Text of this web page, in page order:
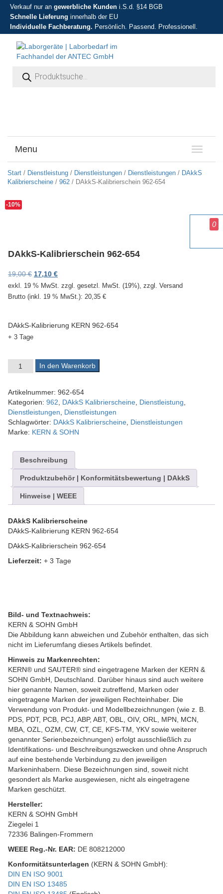
Verkauf nur an gewerbliche Kunden i.S.d. §14 BGB
Schnelle Lieferung innerhalb der EU
Individuelle Fachberatung. Persönlich. Passend. Professionell.
T
o
g
g
Menu
Start / Dienstleistung / Dienstleistungen / Dienstleistungen / DAkkS
Kalibrierscheine / 962 / DAkkS-Kalibrierschein 962-654
-10%
DAkkS-Kalibrierschein 962-654
19,00€ Ursprünglicher Preis war: 19,00 €
17,10 €Aktueller Preis ist: 17,10 €.
exkl. 19 % MwSt. zzgl. gesetzl. MwSt. (19%), zzgl. Versand
Brutto (inkl. 19 % MwSt.): 20,35 €
DAkkS-Kalibrierung KERN 962-654
+ 3 Tage
DAkkS-Kalibrierschein 962-654 Menge
In den Warenkorb
Artikelnummer: 962-654
Kategorien: 962 DAkkS Kalibrierscheine Dienstleistung
Dienstleistungen
Dienstleistungen
Schlagwörter: DAkkS Kalibrierscheine Dienstleistungen
Marke: KERN & SOHN
Beschreibung
Produktzubehör | Konformitätsbewertung | DAkkS
Hinweise | WEEE
DAkkS Kalibrierscheine
DAkkS-Kalibrierung KERN 962-654
DAkkS-Kalibrierschein 962-654
Lieferzeit: + 3 Tage
Bild- und Textnachweis:
KERN & SOHN GmbH
Die Abbildung kann abweichen und Zubehör enthalten, das sich
nicht im Lieferumfang dieses Artikels befindet.
Hinweis zu Markenrechten:
KERN® und SAUTER® sind eingetragene Marken der KERN &
SOHN GmbH, Deutschland. Darüber hinaus sind auch weitere
hier genannte Namen, soweit zutreffend, Marken oder
eingetragene Marken der jeweiligen Rechteinhaber. Die
Verwendung von Produkt- und Modellbezeichnungen (wie z. B.
PDS, PDT, PCB, PCJ, ABP, ABT, OBL, OIV, ORL, MPN, MCN,
MBA, OZL, OZM, CW, CT, CE, KFS-TM, YKV sowie weiterer
genannter Serienbezeichnungen) erfolgt ausschließlich zu
Identifikations- und Beschreibungszwecken und ohne Anspruch
auf eine bestehende Verbindung zu den jeweiligen
Markeninhabern. Diese Bezeichnungen sind, soweit nicht
gesondert als Marke ausgewiesen, nicht als eingetragene
Marken geschützt.
Hersteller:
KERN & SOHN GmbH
Ziegelei 1
72336 Balingen-Frommern
WEEE Reg.-Nr. EAR: DE 808212000
Konformitätsunterlagen (KERN & SOHN GmbH):
DIN EN ISO 9001
DIN EN ISO 13485
0